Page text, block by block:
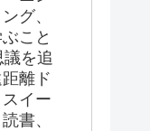
グ、
こと
を追
離ド
イー
書、